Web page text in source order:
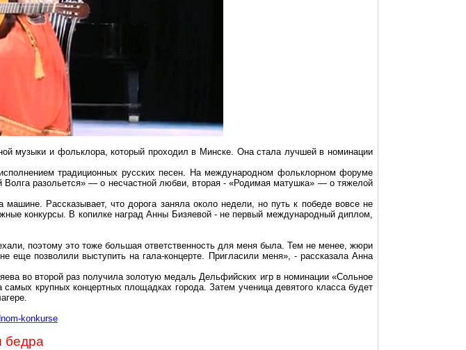
музыки и фольклора, который проходил в Минске. Она стала лучшей в номинации
традиционных русских песен. На международном фольклорном форуме
разольется» — о несчастной любви, вторая - «Родимая матушка» — о тяжелой
Рассказывает, что дорога заняла около недели, но путь к победе вовсе не
конкурсы. В копилке наград Анны Бизяевой- не первый международный диплом,
поэтому это тоже большая ответственность для меня была. Тем не менее, жюри
еще позволили выступить на гала-концерте. Пригласили меня», - рассказала Анна
во второй раз получила золотую медаль Дельфийских игр в номинации «Сольное
крупных концертных площадках города. Затем ученица девятого класса будет
konkurse
бедра